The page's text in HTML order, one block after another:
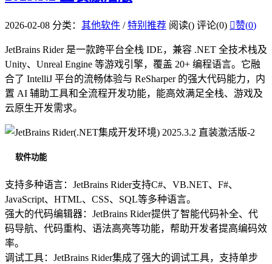
2026-02-08 分类： 其他软件 /特别推荐 阅读() 评论(0) 赞(0)
JetBrains Rider 是一款跨平台全栈 IDE，兼容 .NET 全技术栈及
Unity、Unreal Engine 等游戏引擎，覆盖 20+ 编程语言。它融
合了 IntelliJ 平台的流畅体验与 ReSharper 的强大代码能力，内
置 AI 辅助工具和全流程开发功能，能高效满足全栈、游戏及
云原生开发需求。
软件功能
支持多种语言：JetBrains Rider支持C#、VB.NET、F#、
JavaScript、HTML、CSS、SQL等多种语言。
强大的代码编辑器：JetBrains Rider提供了智能代码补全、代
码导航、代码重构、语法高亮等功能，帮助开发者提高编码效
率。
调试工具：JetBrains Rider集成了强大的调试工具，支持单步